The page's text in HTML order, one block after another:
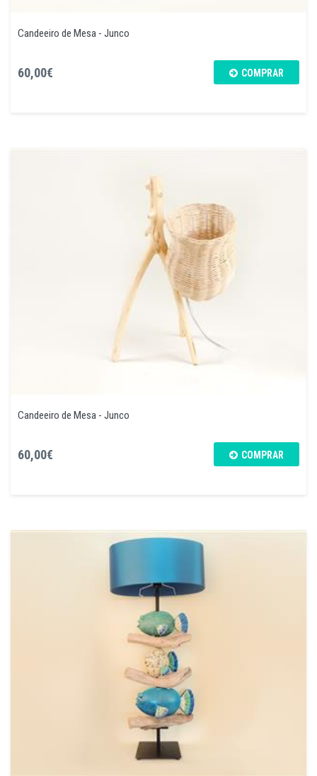
Candeeiro de Mesa - Junco
60,00€ COMPRAR
Candeeiro de Mesa - Junco
60,00€ COMPRAR